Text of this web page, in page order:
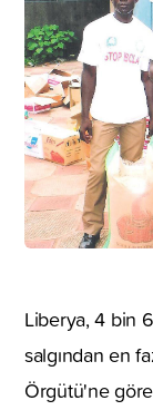
Liberya, 4 bin
salgından en
Örgütü'ne